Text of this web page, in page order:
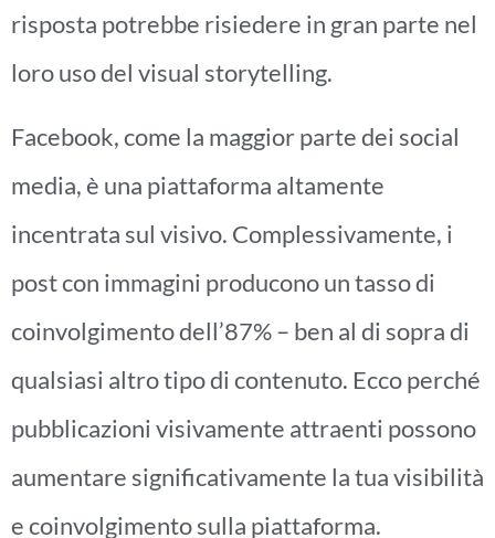
risposta potrebbe risiedere in gran parte nel
loro uso del visual storytelling.
Facebook, come la maggior parte dei social
media, è una piattaforma altamente
incentrata sul visivo. Complessivamente, i
post con immagini producono un tasso di
coinvolgimento dell’87% – ben al di sopra di
qualsiasi altro tipo di contenuto. Ecco perché
pubblicazioni visivamente attraenti possono
aumentare significativamente la tua visibilità
e coinvolgimento sulla piattaforma.